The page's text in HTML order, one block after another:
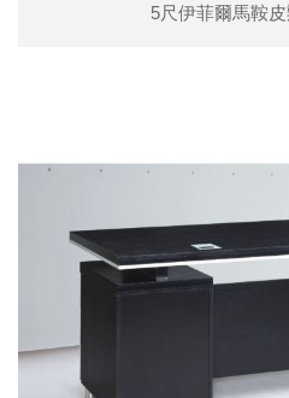
5尺伊菲爾馬鞍